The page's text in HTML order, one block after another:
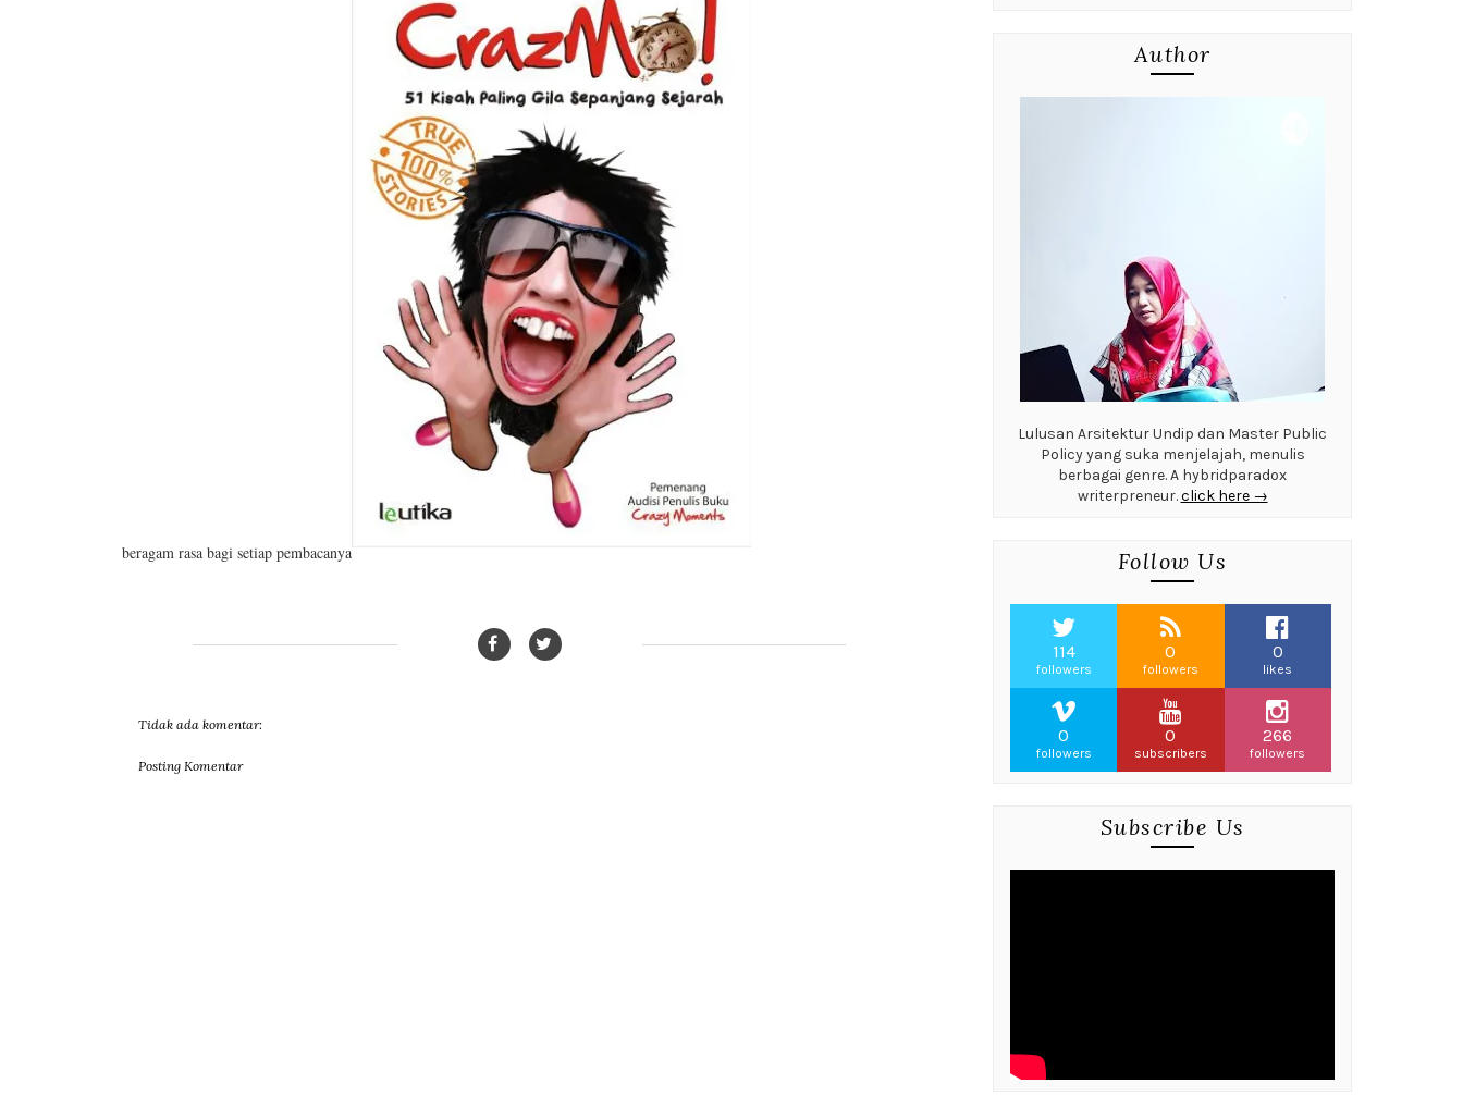
beragam rasa bagi setiap pembacanya
Tidak ada komentar:
Posting Komentar
Author
Lulusan Arsitektur Undip dan Master Public
Policy yang suka menjelajah, menulis
berbagai genre. A hybridparadox
writerpreneur.click here →
Follow Us
114
followers
0
followers
0
likes
0
followers
0
subscribers
266
followers
Subscribe Us